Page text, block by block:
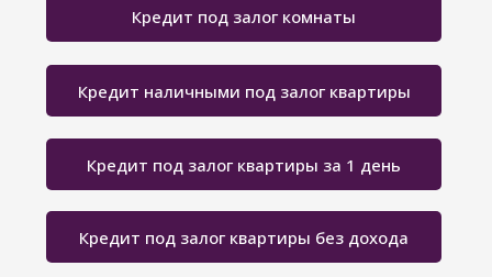
Кредит под залог квартиры за 1 день
Кредит под залог квартиры без дохода
Кредит наличными под залог квартиры
Кредит под залог комнаты